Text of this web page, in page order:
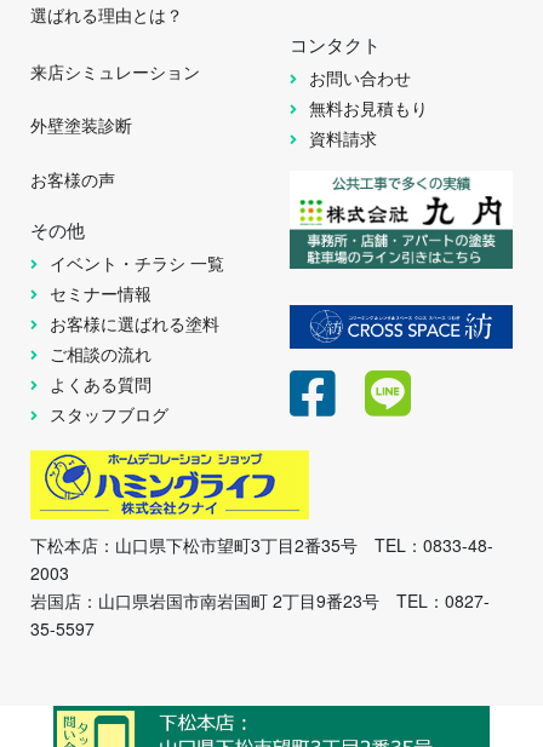
選ばれる理由とは？
来店シミュレーション
外壁塗装診断
お客様の声
その他
イベント・チラシ 一覧
セミナー情報
お客様に選ばれる塗料
ご相談の流れ
よくある質問
スタッフブログ
コンタクト
お問い合わせ
無料お見積もり
資料請求
下松本店：山口県下松市望町3丁目2番35号 TEL：0833-48-
2003
岩国店：山口県岩国市南岩国町 2丁目9番23号 TEL：0827-
35-5597